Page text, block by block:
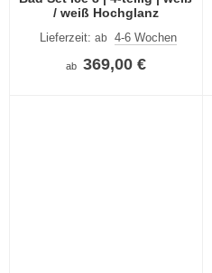
/ weiß Hochglanz
Lieferzeit: ab 4-6 Wochen
ab 369,00 €